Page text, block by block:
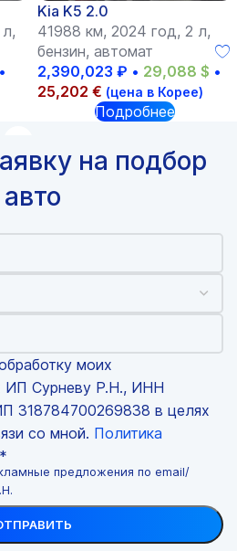
•
Kia K5 2.0
41988 км, 2024 год, 2 л,
бензин, автомат
2,390,023 ₽ • 29,088 $ •
25,202 € (цена в Корее)
Подробнее
на подбор
авто
моих
ИП Сурневу Р.Н., ИНН
318784700269838 в целях
со мной. Политика
предложения по email/